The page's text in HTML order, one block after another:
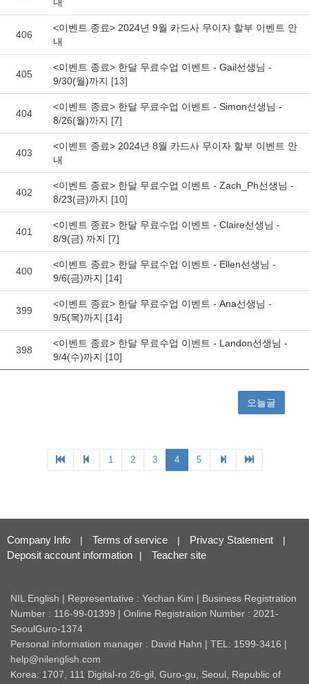
Company Info | Terms of service | Privacy Statement |
Deposit account information | Teacher site
NIL English | Representative : Yechan Kim | Business Registration
Number : 116-99-01399 | Online Registration Number : 2021-
SeoulGuro-1374
Personal information manager : David Hahn | TEL: 1599-3416 |
help@nilenglish.com
Korea: 1707, 111 Digital-ro 26-gil, Guro-gu, Seoul, Republic of